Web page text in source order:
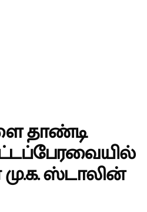
தாண்டி
ஸ்டாலின்